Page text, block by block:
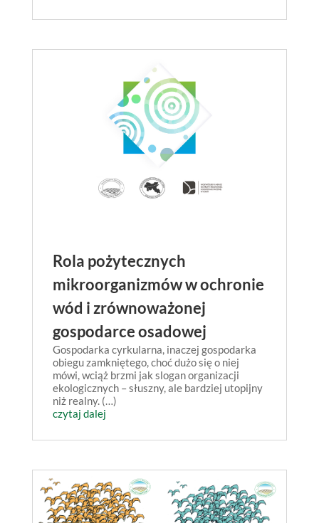
Rola pożytecznych
mikroorganizmów w ochronie
wód i zrównoważonej
gospodarce osadowej
Gospodarka cyrkularna, inaczej gospodarka
obiegu zamkniętego, choć dużo się o niej
mówi, wciąż brzmi jak slogan organizacji
ekologicznych – słuszny, ale bardziej utopijny
niż realny. (…)
czytaj dalej